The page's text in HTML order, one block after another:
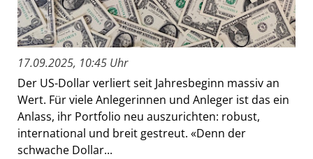
17.09.2025, 10:45 Uhr
Der US-Dollar verliert seit Jahresbeginn massiv an
Wert. Für viele Anlegerinnen und Anleger ist das ein
Anlass, ihr Portfolio neu auszurichten: robust,
international und breit gestreut. «Denn der
schwache Dollar...